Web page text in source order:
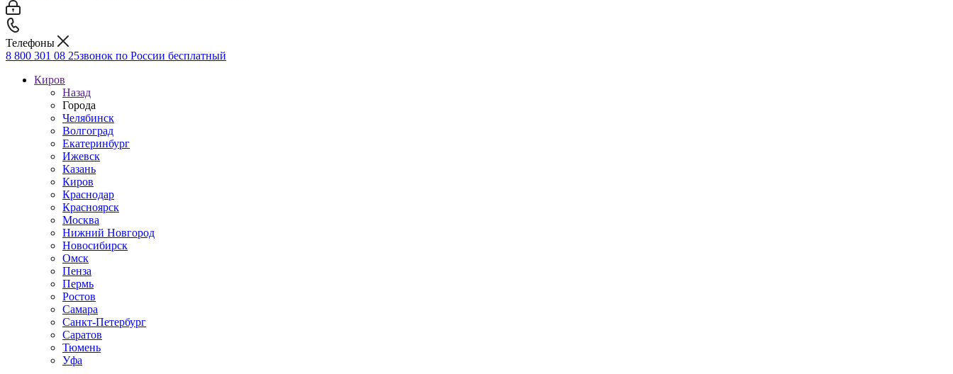
Телефоны
8 800 301 08 25звонок по России бесплатный
Киров
Назад
Города
Челябинск
Волгоград
Екатеринбург
Ижевск
Казань
Киров
Краснодар
Красноярск
Москва
Нижний Новгород
Новосибирск
Омск
Пенза
Пермь
Ростов
Самара
Санкт-Петербург
Саратов
Тюмень
Уфа